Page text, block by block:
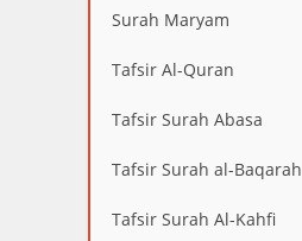
Surah Maryam
Tafsir Al-Quran
Tafsir Surah Abasa
Tafsir Surah al-Baqarah
Tafsir Surah Al-Kahfi